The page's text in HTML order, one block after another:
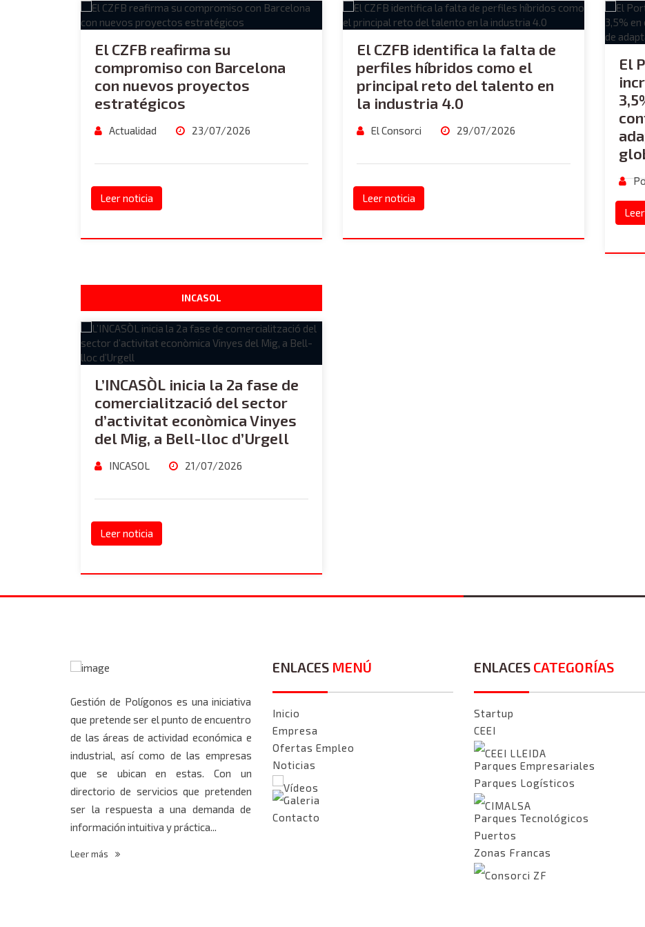
El CZFB reafirma su
compromiso con Barcelona
con nuevos proyectos
estratégicos
Actualidad 23/07/2026
Leer noticia
El CZFB identifica la falta de
perfiles híbridos como el
principal reto del talento en
la industria 4.0
El Consorci 29/07/2026
Leer noticia
El
INCASOL
L’INCASÒL inicia la 2a fase de
comercialització del sector
d’activitat econòmica Vinyes
del Mig, a Bell-lloc d’Urgell
INCASOL 21/07/2026
Leer noticia
Gestión de Polígonos es una iniciativa
que pretende ser el punto de encuentro
de las áreas de actividad económica e
industrial, así como de las empresas
que se ubican en estas. Con un
directorio de servicios que pretenden
ser la respuesta a una demanda de
información intuitiva y práctica...
Leer más
ENLACESMENÚ
Inicio
Empresa
Ofertas Empleo
Noticias
Vídeos
Galeria
Contacto
ENLACES CATEGORÍAS
Startup
CEEI
CEEI LLEIDA
Parques Empresariales
Parques Logísticos
CIMALSA
Parques Tecnológicos
Puertos
Zonas Francas
Consorci ZF